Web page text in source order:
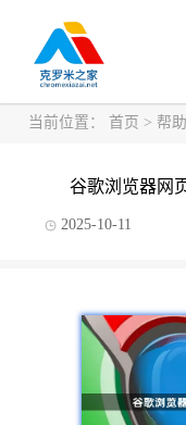
当前位置： 首页 > 帮
谷歌浏览器网
2025-10-11